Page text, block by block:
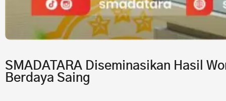
SMADATARA Diseminasikan Hasil
Berdaya Saing